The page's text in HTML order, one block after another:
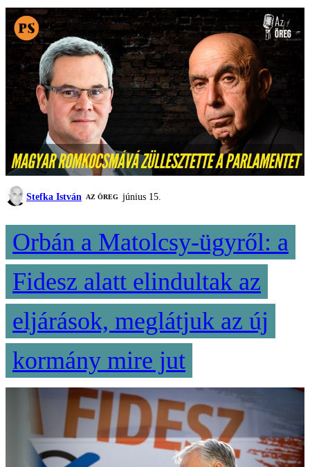
Stefka István AZ ÖREG június 15.
Orbán a Matolcsy-ügyről: a
Fidesz alatt elindultak az
eljárások, meglátjuk az új
kormány mire jut